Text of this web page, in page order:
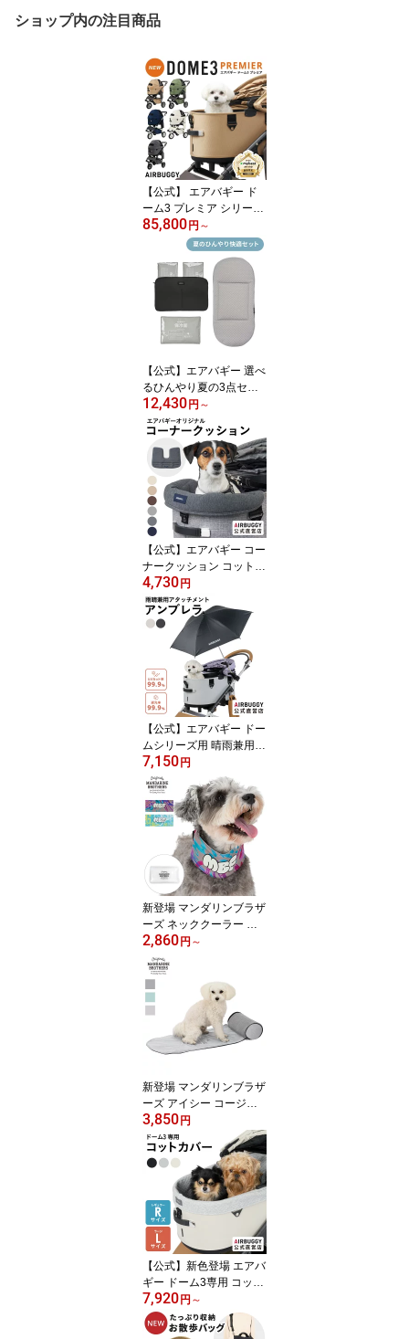
ショップ内の注目商品
【公式】 エアバギー ド
ーム3 プレミア シリーズ
AIRBUGGY DOME3 Rサ
イズ Lサイズ 2年保証 耐
荷重12kg 耐荷重20kg 犬
カート ドッグカート ペ
ットキャリー ペットカー
85,800円 ～
【公式】エアバギー 選べ
るひんやり夏の3点セッ
ト ドームシリーズ専用
クールクッション クール
マット ペットカート オ
プション 小物 アクセサ
リー ペット ドーム3 DO
ME3 犬 カート
12,430円 ～
【公式】エアバギー コー
ナークッション コットン
あごのせクッション 洗え
る 金具不使用 綿 汚れ防
止 まくら 枕 カバークッ
ション ペットカート 着
せ替え AIRBUGGY DOM
E3 WIZX CORNER CUS
HION 犬 カート
4,730円
【公式】エアバギー ドー
ムシリーズ用 晴雨兼用
傘 アタッチメント アン
ブレラ UVカット99% 遮
光99% 日除け 紫外線 熱
中症 暑さ 対策 犬 日差し
夏 雨 梅雨 犬 カート 傘
折りたたみ ペットカート
アクセサリー AIRBUGG
Y DOME
7,150円
新登場 マンダリンブラザ
ーズ ネッククーラー 保
冷剤付き ひんやり 瞬間
冷却 繰り返し使える ク
ールバンダナ クールネッ
ク ネックバンド 冷感 熱
中症対策 暑さ対策 首冷
やす ペット 犬 服 首 巻く
小型犬 中型犬 MANDARI
NE BROTHERS 26SS [M
2,860円 ～
新登場 マンダリンブラザ
ーズ アイシー コージー
ミニマット 犬 犬用 ひん
やり クールマット 冷感
マット 接触冷感 クール
シート 夏用ベッド 熱中
症対策 カートマット 小
型犬 中型犬 MANDARIN
E BROTHERS ICY COZ
Y MINI MAT 26SS
3,850円
【公式】新色登場 エアバ
ギー ドーム3専用 コット
カバー 汚れ防止 快適 洗
える カバー ペットカー
ト レギュラーサイズ ラ
7,920円 ～